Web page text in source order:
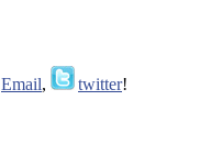
Email, twitter!